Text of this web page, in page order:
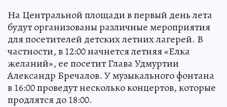
На Центральной площади в первый день лета
будут организованы различные мероприятия
для посетителей детских летних лагерей. В
частности, в 12:00 начнется летняя «Елка
желаний», ее посетит Глава Удмуртии
Александр Бречалов. У музыкального фонтана
в 16:00 проведут несколько концертов, которые
продлятся до 18:00.